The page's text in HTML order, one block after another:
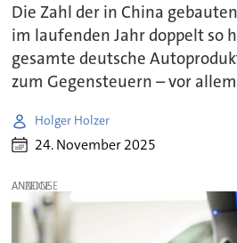
Die Zahl der in China
im laufenden Jahr doppelt so
gesamte deutsche
zum Gegensteuern – vor
Holger Holzer
24. November 2025
ANZEIGE